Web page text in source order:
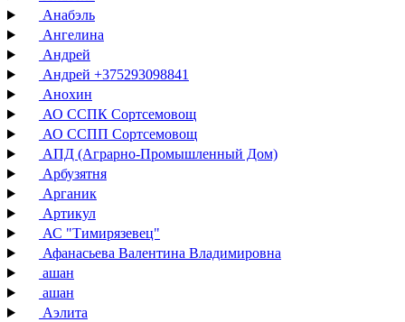
Анабэль
Ангелина
Андрей
Андрей +375293098841
Анохин
АО ССПК Сортсемовощ
АО ССПП Сортсемовощ
АПД (Аграрно-Промышленный Дом)
Арбузятня
Арганик
Артикул
АС "Тимирязевец"
Афанасьева Валентина Владимировна
ашан
ашан
Аэлита